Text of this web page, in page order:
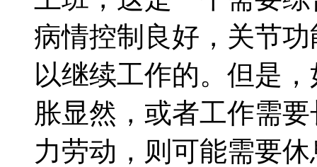
病情控制良好，关节
以继续工作的。但是
胀显然，或者工作需
力劳动，则可能需要